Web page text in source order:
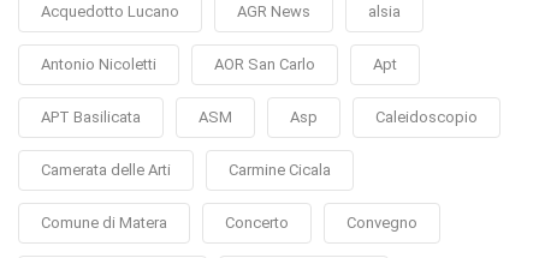
Acquedotto Lucano AGR News alsia
Antonio Nicoletti AOR San Carlo Apt
APT Basilicata ASM Asp Caleidoscopio
Camerata delle Arti Carmine Cicala
Comune di Matera Concerto Convegno